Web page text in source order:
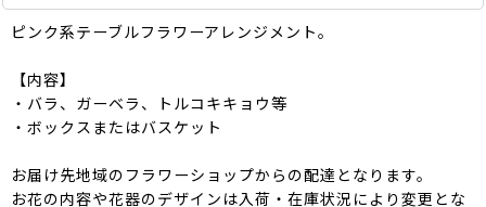
ピンク系テーブルフラワーアレンジメント。
【内容】
・バラ、ガーベラ、トルコキキョウ等
・ボックスまたはバスケット
お届け先地域のフラワーショップからの配達となります。
お花の内容や花器のデザインは入荷・在庫状況により変更とな